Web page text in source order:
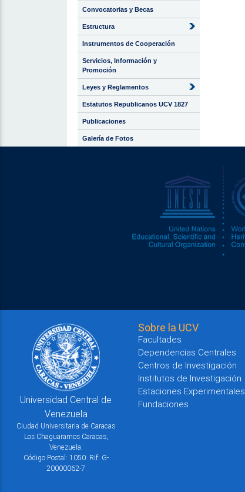
Convocatorias y Becas
Estructura
Instrumentos de Cooperación
Servicios, Información y
Promoción
Leyes y Reglamentos
Estatutos Republicanos UCV 1827
Publicaciones
Galería de Fotos
Universidad Central de
Venezuela
Ciudad Universitaria de Caracas
Los Chaguaramos Caracas,
Venezuela.
Código Postal: 1050. Rif: G-
20000062-7
Sobre la UCV
Facultades
Dependencias Centrales
Centros de Investigación
Institutos de Investigación
Estaciones Experimentales
Fundaciones